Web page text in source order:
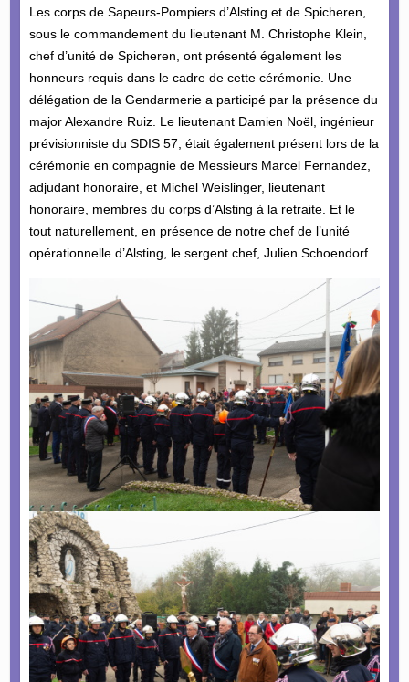
Les corps de Sapeurs-Pompiers d’Alsting et de Spicheren,
sous le commandement du lieutenant M. Christophe Klein,
chef d’unité de Spicheren, ont présenté également les
honneurs requis dans le cadre de cette cérémonie. Une
délégation de la Gendarmerie a participé par la présence du
major Alexandre Ruiz. Le lieutenant Damien Noël, ingénieur
prévisionniste du SDIS 57, était également présent lors de la
cérémonie en compagnie de Messieurs Marcel Fernandez,
adjudant honoraire, et Michel Weislinger, lieutenant
honoraire, membres du corps d’Alsting à la retraite. Et le
tout naturellement, en présence de notre chef de l’unité
opérationnelle d’Alsting, le sergent chef, Julien Schoendorf.